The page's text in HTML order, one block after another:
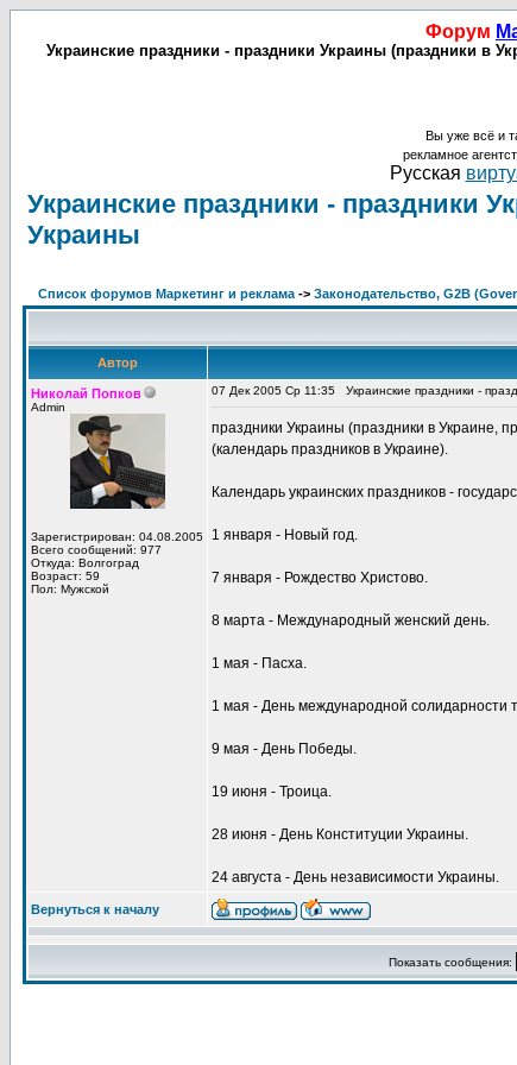
Форум
Украинские праздники - праздники Украины (праздники в
Вы уже всё и
рекламное
Русская
Украинские праздники - праздники
Украины
Список форумов Маркетинг и реклама -> Законодательство, G2B
Автор
Николай Попков
Admin
Зарегистрирован: 04.08.2005
Всего сообщений: 977
Откуда: Волгоград
Возраст: 59
Пол: Мужской
07 Дек 2005 Ср 11:35 Украинские праздники -
праздники Украины (праздники в Украине,
(календарь праздников в Украине).
Календарь украинских праздников -
1 января - Новый год.
7 января - Рождество Христово.
8 марта - Международный женский день.
1 мая - Пасха.
1 мая - День международной солидарности
9 мая - День Победы.
19 июня - Троица.
28 июня - День Конституции Украины.
24 августа - День независимости Украины.
Вернуться к началу
Показать сообщения: